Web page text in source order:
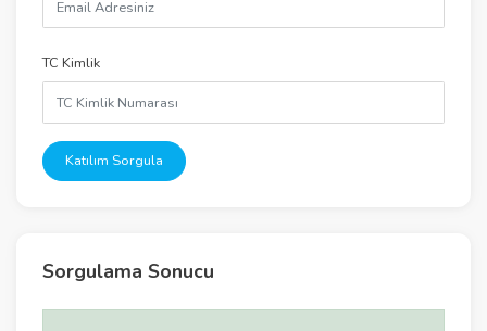
TC Kimlik
Katılım Sorgula
Sorgulama Sonucu